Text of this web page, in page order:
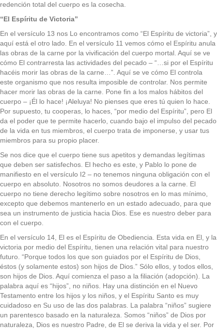
redención total del cuerpo es la cosecha.
“El Espíritu de Victoria”
En el versículo 13 nos Lo encontramos como “El Espíritu de victoria”, y
aquí está el otro lado. En el versículo 11 vemos cómo el Espíritu anula
las obras de la carne por la vivificación del cuerpo mortal. Aquí se ve
cómo El contrarresta las actividades del pecado – “…si por el Espíritu
hacéis morir las obras de la carne…”. Aquí se ve cómo El controla
este organismo que nos resulta imposible de controlar. Nos permite
hacer morir las obras de la carne. Pone fin a los malos hábitos del
cuerpo – ¡Él lo hace! ¡Aleluya! No pienses que eres tú quien lo hace.
Por supuesto, tu cooperas, lo haces, “por medio del Espíritu”, pero El
da el poder que te permite hacerlo, cuando bajo el impulso del pecado
de la vida en tus miembros, el cuerpo trata de imponerse, y usar tus
miembros para su propio placer.
Se nos dice que el cuerpo tiene sus apetitos y demandas legítimas
que deben ser satisfechos. El hecho es este, y Pablo lo pone de
manifiesto en el versículo I2 – no tenemos ninguna obligación con el
cuerpo en absoluto. Nosotros no somos deudores a la carne. El
cuerpo no tiene derecho legítimo sobre nosotros en lo mas mínimo,
excepto que debemos mantenerlo en un estado adecuado, para que
sea un instrumento de justicia hacia Dios. Ese es nuestro deber para
con el cuerpo.
En el versículo 14, El es el Espíritu de Obediencia. Esta vida en El, y la
victoria por medio del Espíritu, tienen una relación vital para nuestro
futuro. “Porque todos los que son guiados por el Espíritu de Dios,
éstos (y solamente estos) son hijos de Dios.” Sólo ellos, y todos ellos,
son hijos de Dios. Aquí comienza el paso a la filiación (adopción). La
palabra aquí es “hijos”, no niños. Hay una distinción en el Nuevo
Testamento entre los hijos y los niños, y el Espíritu Santo es muy
cuidadoso en Su uso de las dos palabras. La palabra “niños” sugiere
un parentesco basado en la naturaleza. Somos “niños” de Dios por
naturaleza, Dios es nuestro Padre, de El se deriva la vida y el ser. Por